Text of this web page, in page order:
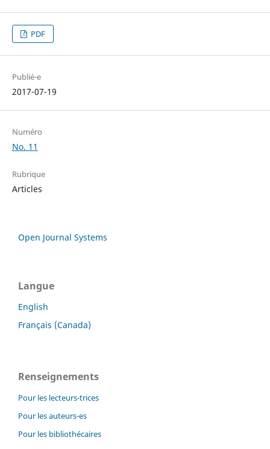
PDF
Publié-e
2017-07-19
Numéro
No. 11
Rubrique
Articles
Open Journal Systems
Langue
English
Français (Canada)
Renseignements
Pour les lecteurs-trices
Pour les auteurs-es
Pour les bibliothécaires